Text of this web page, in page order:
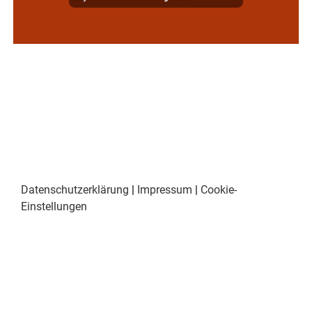
Datenschutzerklärung | Impressum | Cookie-
Einstellungen